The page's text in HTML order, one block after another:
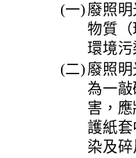
(一) 廢照
物質
環境
(二) 廢照
為一
害，
護紙
染及碎